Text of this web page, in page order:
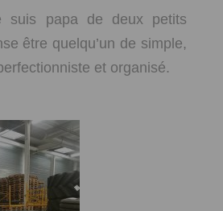
suis papa de deux petits
être quelqu’un de simple,
et organisé.